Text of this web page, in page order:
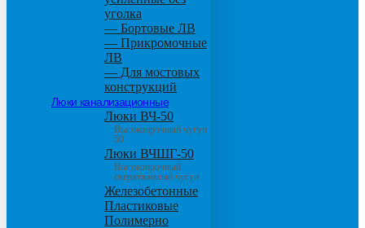
уголка
— Бортовые ЛВ
— Прикромочные
ЛВ
— Для мостовых
конструкций
Люки канализационные
Люки ВЧ-50
Высокопрочный чугун
50
Люки ВЧШГ-50
Высокопрочный
сверхтяжелый чугун
Железобетонные
Пластиковые
Полимерно